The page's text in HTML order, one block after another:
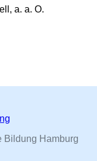
a. a. O.
Bildung Hamburg